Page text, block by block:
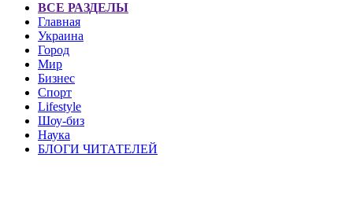
ВСЕ РАЗДЕЛЫ
Главная
Украина
Город
Мир
Бизнес
Спорт
Lifestyle
Шоу-биз
Наука
БЛОГИ ЧИТАТЕЛЕЙ